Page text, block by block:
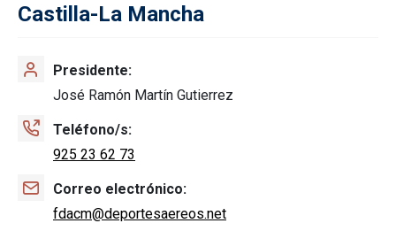
Castilla-La Mancha
Presidente
José Ramón Martín Gutierrez
Teléfono/s
925 23 62 73
Correo electrónico
fdacm@deportesaereos.net